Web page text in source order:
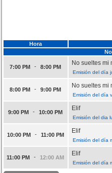
Hora
7:00 PM - 8:00 PM
No sueltes mi
Emisión del día
8:00 PM - 9:00 PM
No sueltes mi
Emisión del día
9:00 PM - 10:00 PM
Elif
Emisión del dia
10:00 PM - 11:00 PM
Elif
Emisión del día
11:00 PM - 12:00 AM
Elif
Emisión del día